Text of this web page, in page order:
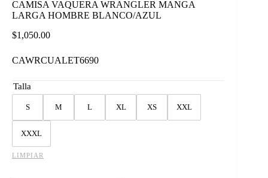
CAMISA VAQUERA WRANGLER MANGA
LARGA HOMBRE BLANCO/AZUL
$1,050.00
CAWRCUALET6690
Talla
S M L XL XS XXL
XXXL
LIMPIAR